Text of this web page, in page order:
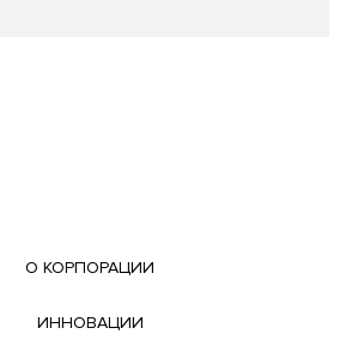
О КОРПОРАЦИИ
ИННОВАЦИИ